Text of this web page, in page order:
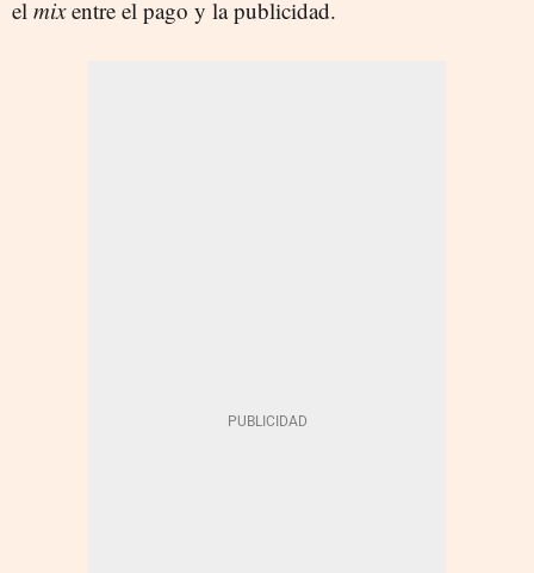
el mixentre el pago y la publicidad.